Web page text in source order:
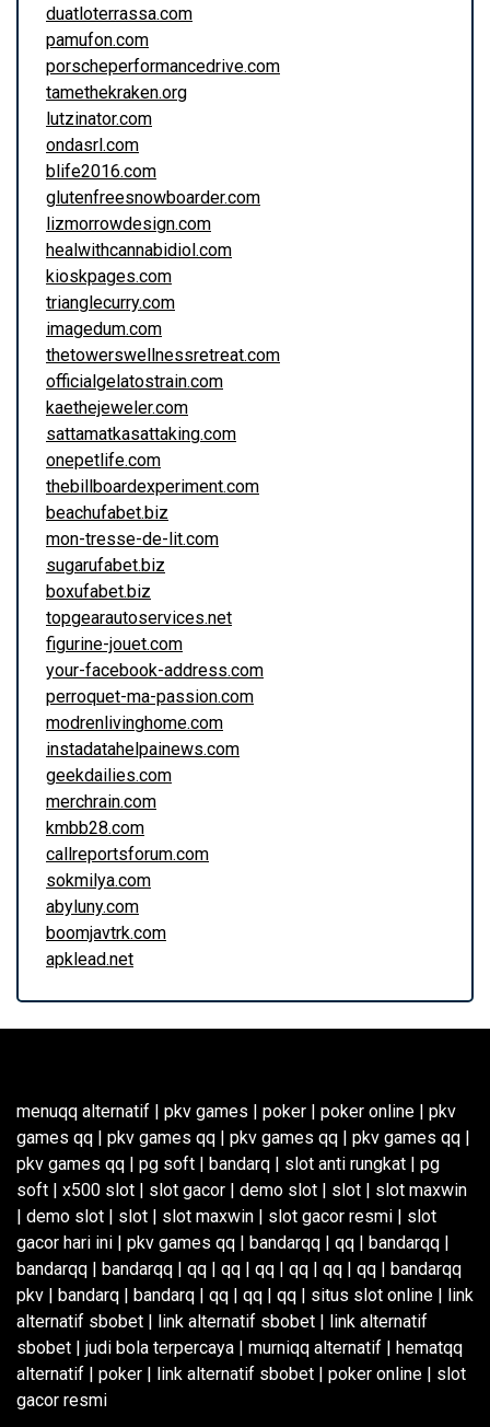
duatloterrassa.com
pamufon.com
porscheperformancedrive.com
tamethekraken.org
lutzinator.com
ondasrl.com
blife2016.com
glutenfreesnowboarder.com
lizmorrowdesign.com
healwithcannabidiol.com
kioskpages.com
trianglecurry.com
imagedum.com
thetowerswellnessretreat.com
officialgelatostrain.com
kaethejeweler.com
sattamatkasattaking.com
onepetlife.com
thebillboardexperiment.com
beachufabet.biz
mon-tresse-de-lit.com
sugarufabet.biz
boxufabet.biz
topgearautoservices.net
figurine-jouet.com
your-facebook-address.com
perroquet-ma-passion.com
modrenlivinghome.com
instadatahelpainews.com
geekdailies.com
merchrain.com
kmbb28.com
callreportsforum.com
sokmilya.com
abyluny.com
boomjavtrk.com
apklead.net
menuqq alternatif pkv games poker poker online
pkv
games qq
pkv games qq pkv games qq pkv games qq
pkv games qq
pg soft bandarq slot anti rungkat
pg
soft
x500 slot slot gacor demo slot slot
slot maxwin
demo slot slot slot maxwin slot gacor resmi
slot
gacor hari ini
pkv games qq bandarqq qq bandarqq
bandarqq
bandarqq qq qq qq qq qq qq
bandarqq
pkv
bandarq bandarq qq qq qq situs slot online
link
alternatif sbobet
link alternatif sbobet
link alternatif
sbobet
judi bola terpercaya murniqq alternatif
hematqq
alternatif
poker link alternatif sbobet poker online
slot
gacor resmi